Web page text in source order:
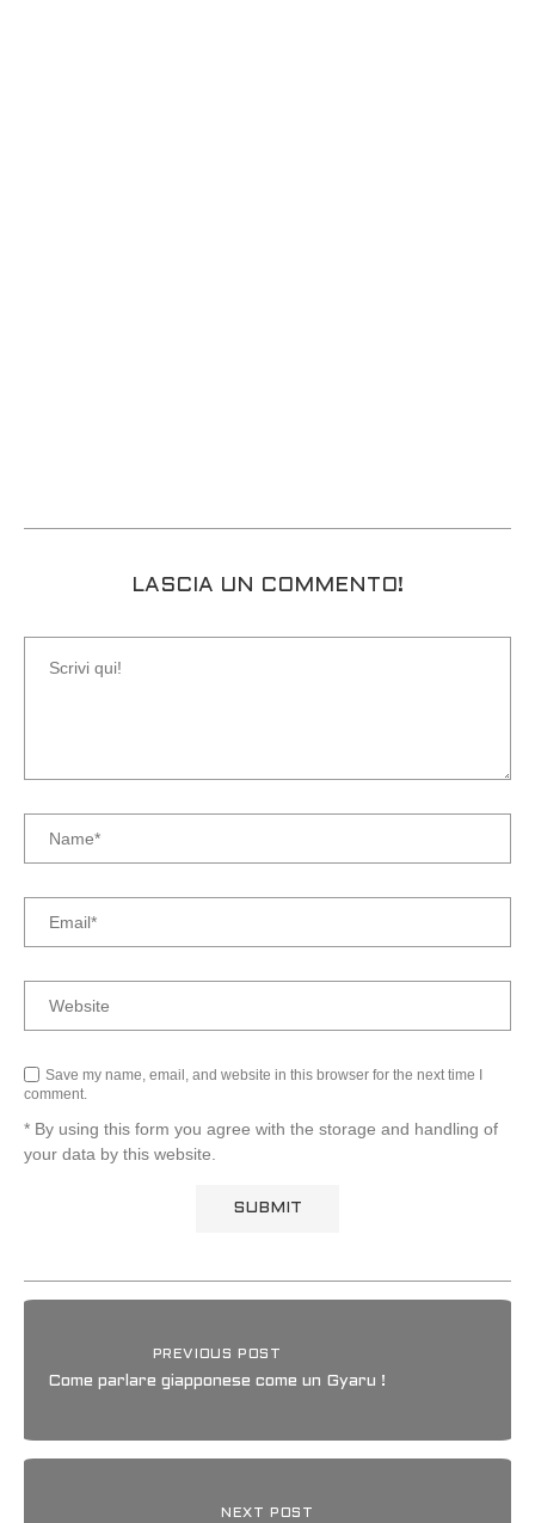
LASCIA UN COMMENTO!
Save my name, email, and website in this browser for the next time I
comment.
* By using this form you agree with the storage and handling of
your data by this website.
PREVIOUS POST
Come parlare giapponese come un Gyaru !
NEXT POST